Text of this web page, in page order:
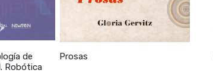
de
Robótica
Prosas